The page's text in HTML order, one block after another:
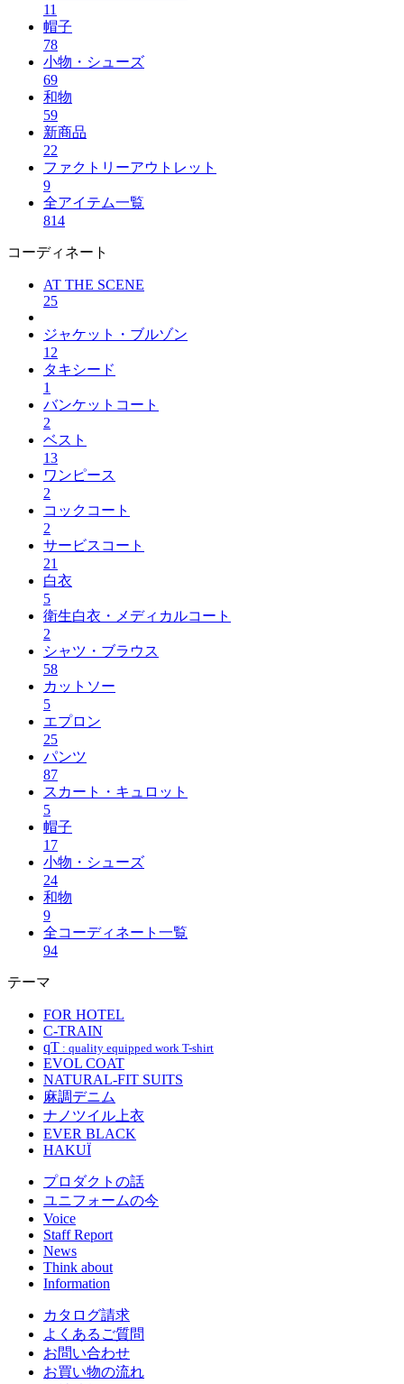
11
帽子
78
小物・シューズ
69
和物
59
新商品
22
ファクトリーアウトレット
9
全アイテム一覧
814
コーディネート
AT THE SCENE
25
ジャケット・ブルゾン
12
タキシード
1
バンケットコート
2
ベスト
13
ワンピース
2
コックコート
2
サービスコート
21
白衣
5
衛生白衣・メディカルコート
2
シャツ・ブラウス
58
カットソー
5
エプロン
25
パンツ
87
スカート・キュロット
5
帽子
17
小物・シューズ
24
和物
9
全コーディネート一覧
94
テーマ
FOR HOTEL
C-TRAIN
qT : quality equipped work T-shirt
EVOL COAT
NATURAL-FIT SUITS
麻調デニム
ナノツイル上衣
EVER BLACK
HAKUÏ
プロダクトの話
ユニフォームの今
Voice
Staff Report
News
Think about
Information
カタログ請求
よくあるご質問
お問い合わせ
お買い物の流れ